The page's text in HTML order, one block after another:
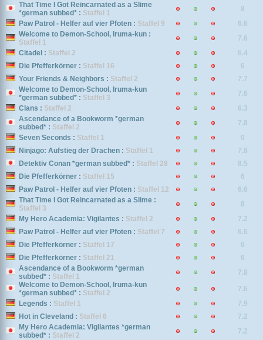
That Time I Got Reincarnated as a Slime
*german subbed* : Staffel 1
8
Paw Patrol - Helfer auf vier Pfoten : Staffel 9
6.6
Welcome to Demon-School, Iruma-kun :
Staffel 1
7.6
Citadel : Staffel 2
6.4
Die Pfefferkörner : Staffel 16
6
Your Friends & Neighbors : Staffel 2
7.7
Welcome to Demon-School, Iruma-kun
*german subbed* : Staffel 3
7.6
Clans : Staffel 2
6.3
Ascendance of a Bookworm *german
subbed* : Staffel 2
7.8
Seven Seconds : Staffel 1
0
Ninjago: Aufstieg der Drachen : Staffel 1
7.8
Detektiv Conan *german subbed* : Staffel 28
8.5
Die Pfefferkörner : Staffel 15
6
Paw Patrol - Helfer auf vier Pfoten : Staffel 12
6.6
That Time I Got Reincarnated as a Slime :
Staffel 3
8
My Hero Academia: Vigilantes : Staffel 2
7.2
Paw Patrol - Helfer auf vier Pfoten : Staffel 7
6.6
Die Pfefferkörner : Staffel 17
6
Die Pfefferkörner : Staffel 21
6
Ascendance of a Bookworm *german
subbed* : Staffel 1
7.8
Welcome to Demon-School, Iruma-kun
*german subbed* : Staffel 2
7.6
Legends : Staffel 1
7.9
Hot in Cleveland : Staffel 6
7.2
My Hero Academia: Vigilantes *german
subbed* : Staffel 2
7.2